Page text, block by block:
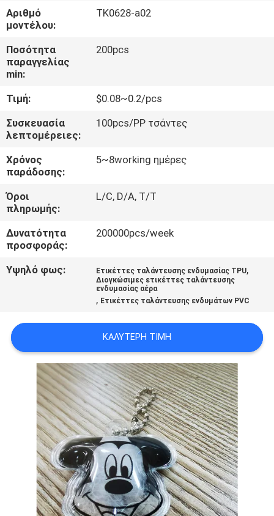
ΠΟΙΟΤΙΚΌΣ
ΈΛΕΓΧΟΣ
ΜΑΣ
ΣΕ
ΕΠΑΦΉ
ΈΝΑ
ΑΠΌΣΠΑΣΜΑ
SITEMAP
POLICY
Αριθμό
μοντέλου:
TK0628-a02
Ποσότητα
παραγγελίας
min:
200pcs
Τιμή:
$0.08~0.2/pcs
Συσκευασία
λεπτομέρειες:
100pcs/PP τσάντες
Χρόνος
παράδοσης:
5~8working ημέρες
Όροι
πληρωμής:
L/C, D/A, T/T
Δυνατότητα
προσφοράς:
200000pcs/week
Υψηλό φως: Ετικέττες ταλάντευσης ενδυμασίας TPU,
Διογκώσιμες ετικέττες ταλάντευσης
ενδυμασίας αέρα
, Ετικέττες ταλάντευσης ενδυμάτων PVC
ΚΑΛΎΤΕΡΗ ΤΙΜΉ